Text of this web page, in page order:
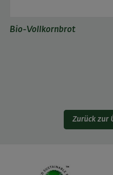
Bio-Vollkornbrot
Zurück zur